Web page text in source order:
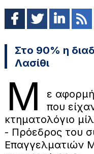
Στο 90% η
Λασίθι
Μ
ε
που
κτηματολόγιο
- Πρόεδρος του
Επαγγελματιών